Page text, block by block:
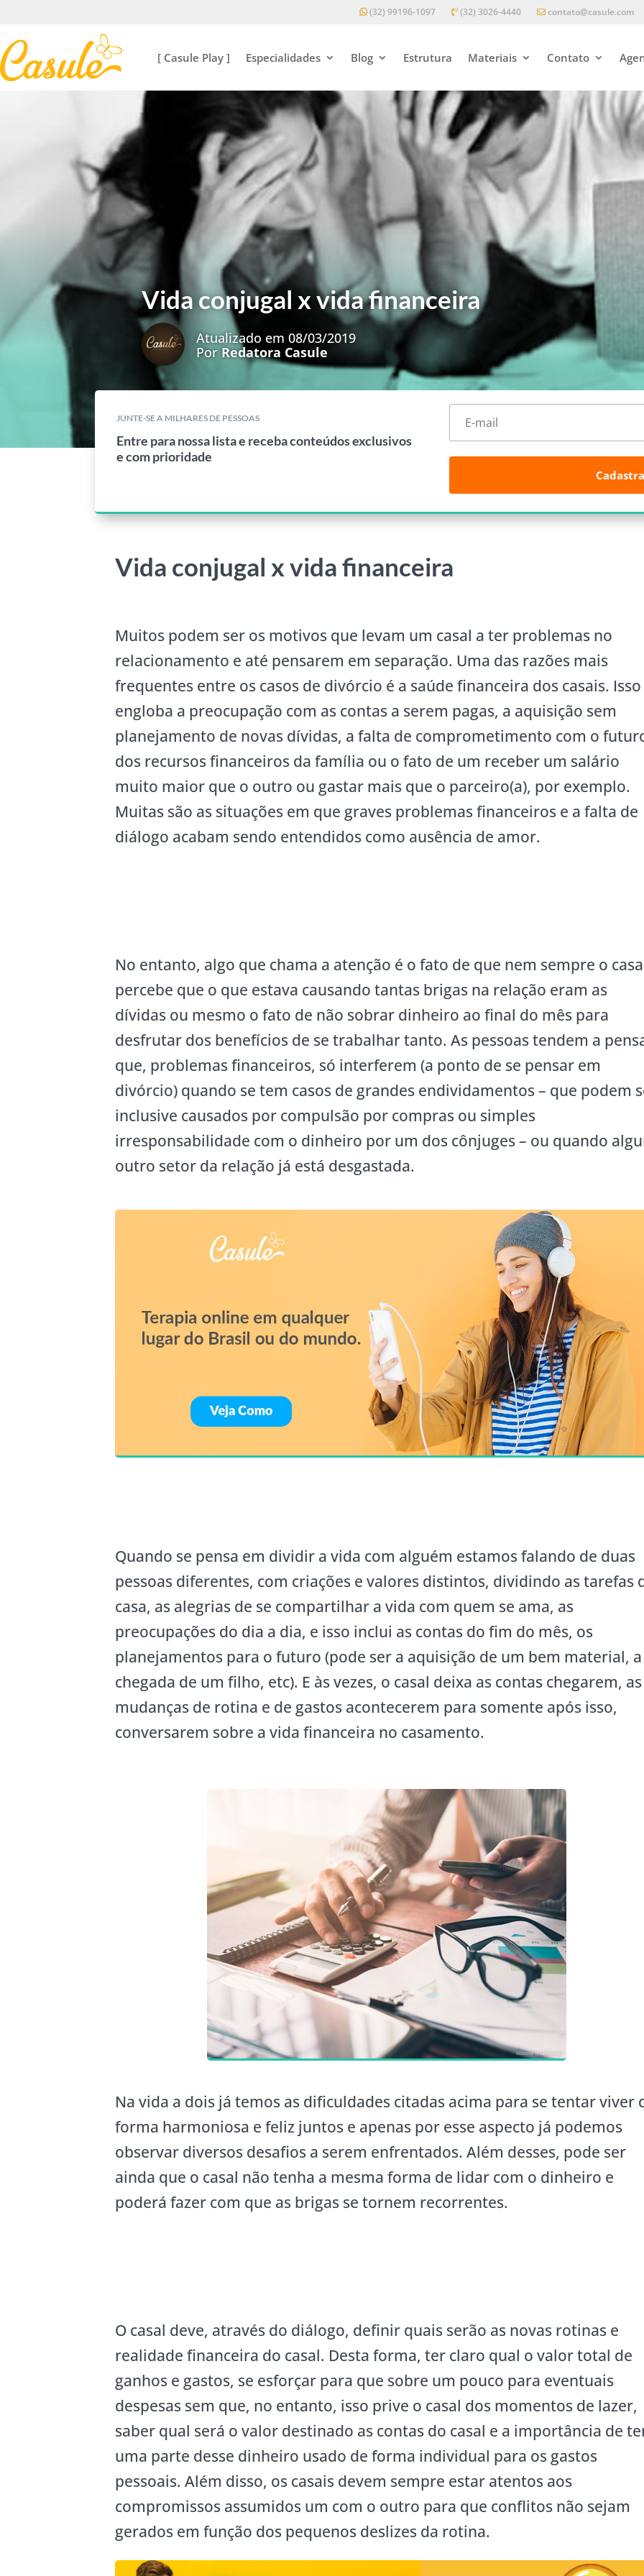
(32) 99196-1097 (32) 3026-4440 contato@casule.com
[ Casule Play ] Especialidades Blog Estrutura Materiais Contato
Vida conjugal x vida financeira
Atualizado em 08/03/2019
Por Redatora Casule
JUNTE-SE A MILHARES DE PESSOAS
Entre para nossa lista e receba conteúdos exclusivos
e com prioridade
Vida conjugal x vida financeira
Muitos podem ser os motivos que levam um casal a ter problemas no
relacionamento e até pensarem em separação. Uma das razões mais
frequentes entre os casos de divórcio é a saúde financeira dos casais. Isso
engloba a preocupação com as contas a serem pagas, a aquisição sem
planejamento de novas dívidas, a falta de comprometimento com o
dos recursos financeiros da família ou o fato de um receber um salário
muito maior que o outro ou gastar mais que o parceiro(a), por exemplo.
Muitas são as situações em que graves problemas financeiros e a falta de
diálogo acabam sendo entendidos como ausência de amor.
No entanto, algo que chama a atenção é o fato de que nem sempre o
percebe que o que estava causando tantas brigas na relação eram as
dívidas ou mesmo o fato de não sobrar dinheiro ao final do mês para
desfrutar dos benefícios de se trabalhar tanto. As pessoas tendem a
que, problemas financeiros, só interferem (a ponto de se pensar em
divórcio) quando se tem casos de grandes endividamentos – que podem
inclusive causados por compulsão por compras ou simples
irresponsabilidade com o dinheiro por um dos cônjuges – ou quando
outro setor da relação já está desgastada.
Quando se pensa em dividir a vida com alguém estamos falando de duas
pessoas diferentes, com criações e valores distintos, dividindo as tarefas
casa, as alegrias de se compartilhar a vida com quem se ama, as
preocupações do dia a dia, e isso inclui as contas do fim do mês, os
planejamentos para o futuro (pode ser a aquisição de um bem material, a
chegada de um filho, etc). E às vezes, o casal deixa as contas chegarem, as
mudanças de rotina e de gastos acontecerem para somente após isso,
conversarem sobre a vida financeira no casamento.
Na vida a dois já temos as dificuldades citadas acima para se tentar viver
forma harmoniosa e feliz juntos e apenas por esse aspecto já podemos
observar diversos desafios a serem enfrentados. Além desses, pode ser
ainda que o casal não tenha a mesma forma de lidar com o dinheiro e
poderá fazer com que as brigas se tornem recorrentes.
O casal deve, através do diálogo, definir quais serão as novas rotinas e
realidade financeira do casal. Desta forma, ter claro qual o valor total de
ganhos e gastos, se esforçar para que sobre um pouco para eventuais
despesas sem que, no entanto, isso prive o casal dos momentos de lazer,
saber qual será o valor destinado as contas do casal e a importância de
uma parte desse dinheiro usado de forma individual para os gastos
pessoais. Além disso, os casais devem sempre estar atentos aos
compromissos assumidos um com o outro para que conflitos não sejam
gerados em função dos pequenos deslizes da rotina.